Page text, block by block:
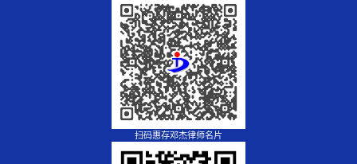
扫码惠存邓杰律师名片